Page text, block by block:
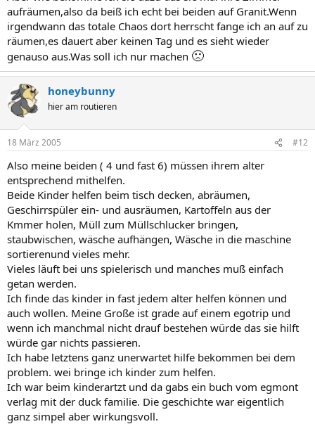
aufräumen,also da beiß ich echt bei beiden auf Granit.Wenn
irgendwann das totale Chaos dort herrscht fange ich an auf zu
räumen,es dauert aber keinen Tag und es sieht wieder
genauso aus.Was soll ich nur machen 🙁
honeybunny
hier am routieren
18 März 2005 #12
Also meine beiden ( 4 und fast 6) müssen ihrem alter
entsprechend mithelfen.
Beide Kinder helfen beim tisch decken, abräumen,
Geschirrspüler ein- und ausräumen, Kartoffeln aus der
Kmmer holen, Müll zum Müllschlucker bringen,
staubwischen, wäsche aufhängen, Wäsche in die maschine
sortierenund vieles mehr.
Vieles läuft bei uns spielerisch und manches muß einfach
getan werden.
Ich finde das kinder in fast jedem alter helfen können und
auch wollen. Meine Große ist grade auf einem egotrip und
wenn ich manchmal nicht drauf bestehen würde das sie hilft
würde gar nichts passieren.
Ich habe letztens ganz unerwartet hilfe bekommen bei dem
problem. wei bringe ich kinder zum helfen.
Ich war beim kinderartzt und da gabs ein buch vom egmont
verlag mit der duck familie. Die geschichte war eigentlich
ganz simpel aber wirkungsvoll.